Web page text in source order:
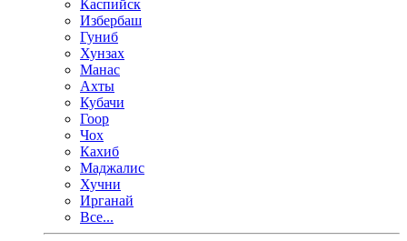
Каспийск
Избербаш
Гуниб
Хунзах
Манас
Ахты
Кубачи
Гоор
Чох
Кахиб
Маджалис
Хучни
Ирганай
Все...